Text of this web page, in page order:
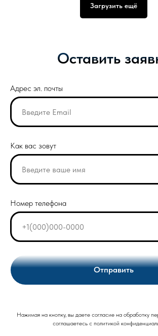
Загрузить ещё
Оставить
Адрес эл. почты
Как вас зовут
Номер телефона
Отправить
Нажимая на кнопку, вы даете согласие на обработку
соглашаетесь c политикой